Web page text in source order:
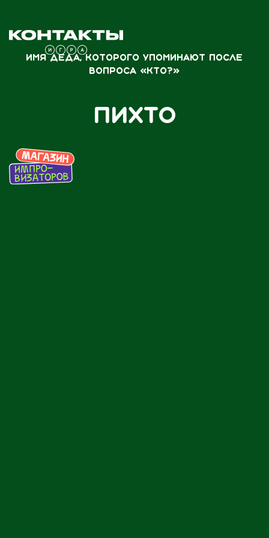
Имя деда, которого упоминают после
вопроса «Кто?»
Пихто